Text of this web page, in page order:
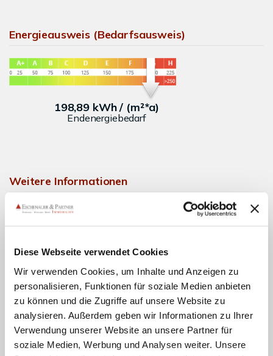
Diese Webseite verwendet Cookies
Wir verwenden Cookies, um Inhalte und Anzeigen zu
personalisieren, Funktionen für soziale Medien anbieten
zu können und die Zugriffe auf unsere Website zu
analysieren. Außerdem geben wir Informationen zu Ihrer
Verwendung unserer Website an unsere Partner für
soziale Medien, Werbung und Analysen weiter. Unsere
Energieausweis (Bedarfsausweis)
198,89 kWh / (m²*a)
Endenergiebedarf
Weitere Informationen
Wesentlicher Energieträger
Fernwärme
Energieausweis Jahrgang
ab dem 1.5.2014
Energieausweis Werteklasse
F
Energieausweis Baujahr
1898
Energieausweis Gebäudeart
Wohngebäude
Heizung
Fernheizung